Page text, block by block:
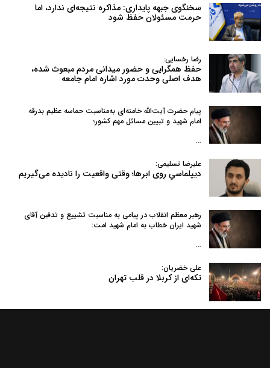
سخنگوی جبهه پایداری: مذاکره نتیجه‌ای ندارد، اما
حرمت مسئولان حفظ شود
رضا رخسایی:
حفظ همگرایی و حضور میدانی مردم مبعوث شده،
هدف اصلی وحدت مورد اشاره امام جامعه
پیام حضرت آیت‌الله خامنه‌ای به‌مناسبت حماسه عظیم بدرقه
امام شهید و تبیین مسائل مهم کشور؛
…
علیرضا تسلیمی:
دیپلماسیِ روی ابرها؛ وقتی واقعیت را نادیده می‌گیریم
رهبر معظم انقلاب در پیامی به‌ مناسبت تشییع و تدفین آقای
شهید ایران خطاب به امام شهید امت:
…
علی خضریان:
تکه‌ای از کربلا در قلب تهران